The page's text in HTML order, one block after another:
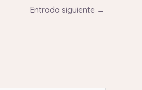
Entrada siguiente →